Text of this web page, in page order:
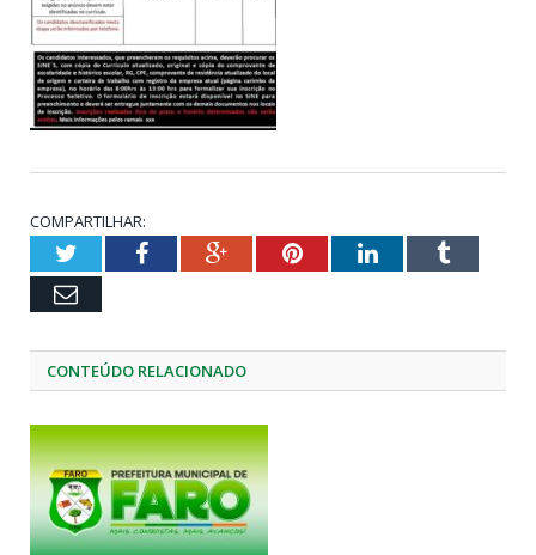
COMPARTILHAR:
TwitterFacebookGoogle+PinterestLinkedInTumblr
Email
CONTEÚDO RELACIONADO